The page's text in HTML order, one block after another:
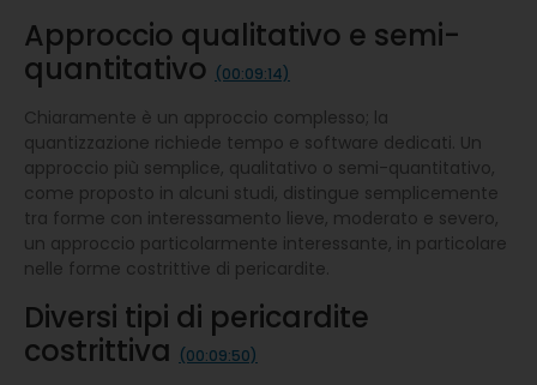
Approccio qualitativo e semi-
quantitativo (00:09:14)
Chiaramente è un approccio complesso; la
quantizzazione richiede tempo e software dedicati. Un
approccio più semplice, qualitativo o semi-quantitativo,
come proposto in alcuni studi, distingue semplicemente
tra forme con interessamento lieve, moderato e severo,
un approccio particolarmente interessante, in particolare
nelle forme costrittive di pericardite.
Diversi tipi di pericardite
costrittiva (00:09:50)